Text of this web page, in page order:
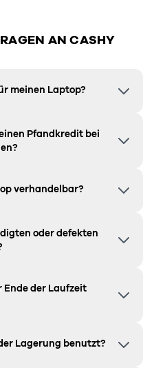
AN CASHY
meinen Laptop?
Pfandkredit bei
verhandelbar?
oder defekten
Ende der Laufzeit
Lagerung benutzt?